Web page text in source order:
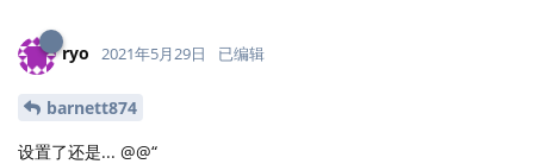
ryo 2021年5月29日 已编辑
barnett874
设置了还是... @@“